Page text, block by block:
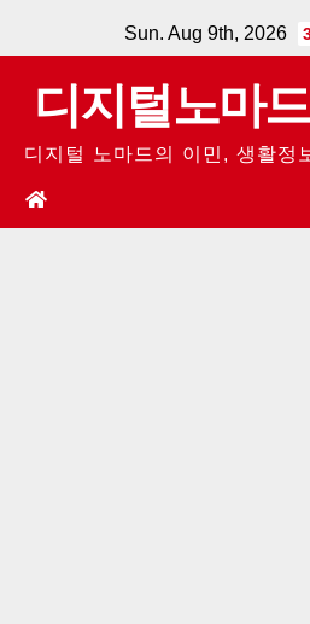
to
content
Sun. Aug 9th, 2026
디지털노마
디지털 노마드의 이민, 생활정